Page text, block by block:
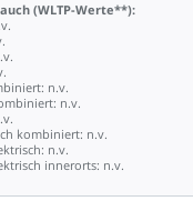
(WLTP-Werte**):
n.v.
n.v.
kombiniert: n.v.
n.v.
innerorts: n.v.